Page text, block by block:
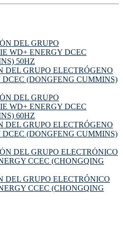
DEL GRUPO ELECTRÓGENO
DCEC (DONGFENG CUMMINS)
DEL GRUPO ELECTRÓGENO
DCEC (DONGFENG CUMMINS)
DEL GRUPO ELECTRÓNICO
CCEC (CHONGQING